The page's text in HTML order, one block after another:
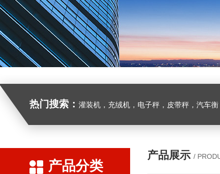
热门搜索： 灌装机，充绒机，电子秤，皮带秤，汽车
产品分类
产品展示 /